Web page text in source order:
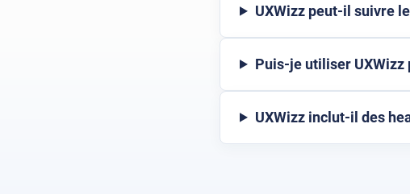
UXWizz peut-il suivre
Puis-je utiliser UXWizz
UXWizz inclut-il des